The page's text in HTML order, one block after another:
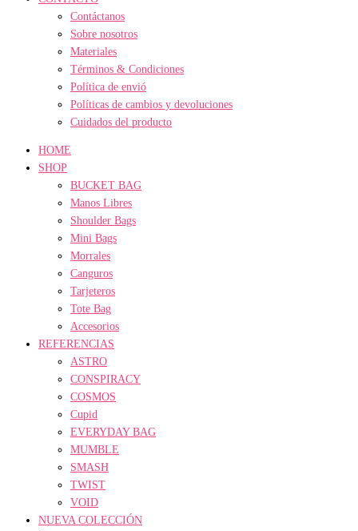
Contáctanos
Sobre nosotros
Materiales
Términos & Condiciones
Política de envió
Políticas de cambios y devoluciones
Cuidados del producto
HOME
SHOP
BUCKET BAG
Manos Libres
Shoulder Bags
Mini Bags
Morrales
Canguros
Tarjeteros
Tote Bag
Accesorios
REFERENCIAS
ASTRO
CONSPIRACY
COSMOS
Cupid
EVERYDAY BAG
MUMBLE
SMASH
TWIST
VOID
NUEVA COLECCIÓN